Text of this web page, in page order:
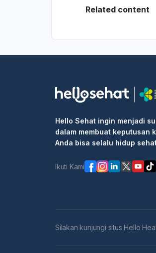
Related content
Hello Sehat ingin menjadi
dalam membuat keputusan
Anda bisa selalu hidup
Ikuti Kami
Silakan kunjungi situs Hello